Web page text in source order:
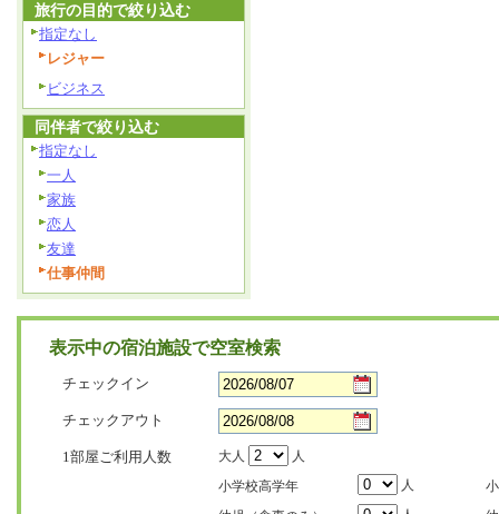
旅行の目的で絞り込む
指定なし
レジャー
ビジネス
同伴者で絞り込む
指定なし
一人
家族
恋人
友達
仕事仲間
表示中の宿泊施設で空室検索
チェックイン
チェックアウト
1部屋ご利用人数 大人
人
小学校高学年
人